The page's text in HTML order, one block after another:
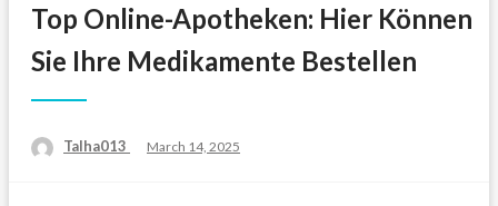
Top Online-Apotheken: Hier Können
Sie Ihre Medikamente Bestellen
Talha013
Posted
March 14, 2025